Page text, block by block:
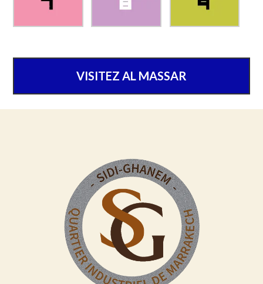
VISITEZ AL MASSAR